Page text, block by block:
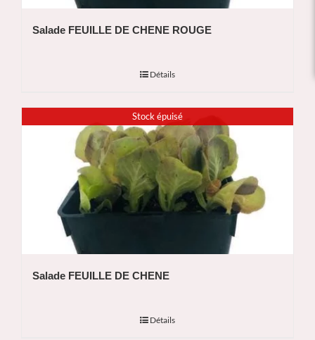
Salade FEUILLE DE CHENE ROUGE
Détails
Stock épuisé
Salade FEUILLE DE CHENE
Détails